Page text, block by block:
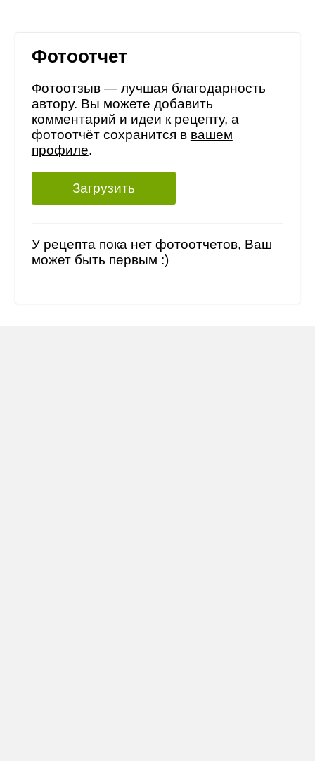
Фотоотчет
Фотоотзыв — лучшая благодарность
автору. Вы можете добавить
комментарий и идеи к рецепту, а
фотоотчёт сохранится в вашем
профиле.
Загрузить
У рецепта пока нет фотоотчетов, Ваш
может быть первым :)